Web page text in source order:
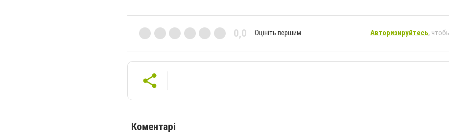
0,0 Оцініть першим Авторизируйтесь,
Коментарі